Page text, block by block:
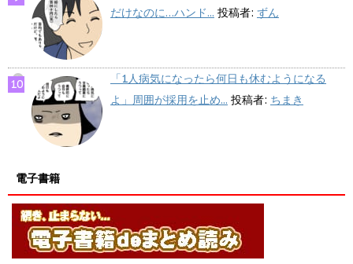
だけなのに…ハンド... 投稿者: ずん
「1人病気になったら何日も休むようになる
よ」周囲が採用を止め... 投稿者: ちまき
電子書籍